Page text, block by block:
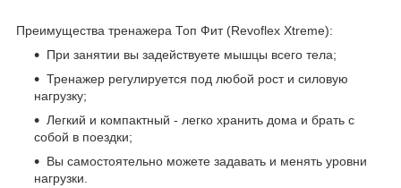
Преимущества тренажера Топ Фит (Revoflex Xtreme):
При занятии вы задействуете мышцы всего тела;
Тренажер регулируется под любой рост и силовую
нагрузку;
Легкий и компактный - легко хранить дома и брать с
собой в поездки;
Вы самостоятельно можете задавать и менять уровни
нагрузки.